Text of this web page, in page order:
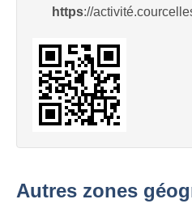
https://
Autres zones